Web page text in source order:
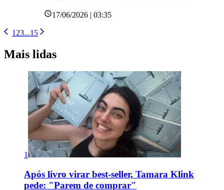
17/06/2026 | 03:35
1 23...15
Mais lidas
1
Após livro virar best-seller, Tamara Klink
pede: "Parem de comprar"